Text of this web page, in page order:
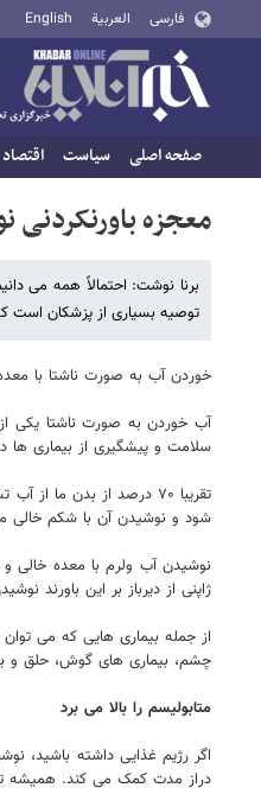
فارسی العربية English
صفحه اصلی سیاست اقتصاد
معجزه
برنا نوشت: احتمالاً همه می
توصیه بسیاری از پزشکان است
خوردن آب به صورت ناشتا با
آب خوردن به صورت ناشتا یکی
سلامت و پیشگیری از بیماری ها
تقریبا ۷۰ درصد از
شود و نوشیدن آن با شکم خالی می تواند
نوشیدن آب ولرم با معده خالی
ژاپنی از دیرباز بر این باورند
از جمله بیماری هایی که می
چشم، بیماری های گوش، حلق و
متابولیسم را بالا می برد
دراز مدت کمک می کند. همیشه